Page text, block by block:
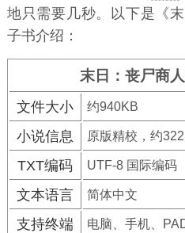
地只需要几秒。以下是《
子书介绍：
末日：丧尸商
文件大小 约940KB
小说信息 原版精校，约
TXT编码 UTF-8 国际编码
文本语言 简体中文
支持终端 电脑、手机、